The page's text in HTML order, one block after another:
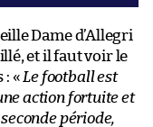
Dame d’Allegri
et il faut voir le
: « Le football est
action fortuite et
période,